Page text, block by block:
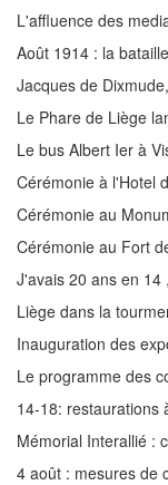
L'affluence des
Août 1914 : la
Jacques de
Le Phare de Liège
Le bus Albert Ier à
Cérémonie à l'Hotel
Cérémonie au
Cérémonie au Fort
J'avais 20 ans en
Liège dans la
Inauguration des
Le programme des
14-18: restaurations
Mémorial Interallié :
4 août : mesures de